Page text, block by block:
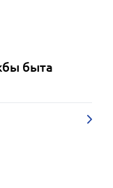
быта